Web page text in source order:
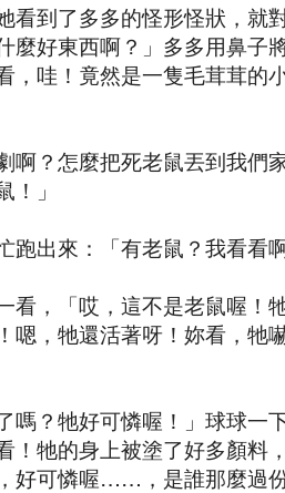
看到了多多的怪形怪狀，就
麼好東西啊？」多多用鼻子
，哇！竟然是一隻毛茸茸的
啊？怎麼把死老鼠丟到我們
」
跑出來：「有老鼠？我看
看，「哎，這不是老鼠喔！
嗯，牠還活著呀！妳看，牠
嗎？牠好可憐喔！」球球一
！牠的身上被塗了好多顏料
好可憐喔……，是誰那麼過